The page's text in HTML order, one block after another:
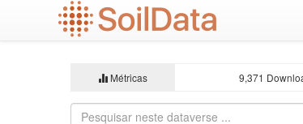
Métricas 9,371